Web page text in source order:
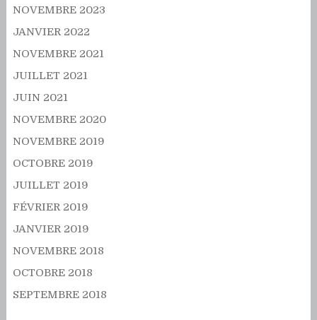
NOVEMBRE 2023
JANVIER 2022
NOVEMBRE 2021
JUILLET 2021
JUIN 2021
NOVEMBRE 2020
NOVEMBRE 2019
OCTOBRE 2019
JUILLET 2019
FÉVRIER 2019
JANVIER 2019
NOVEMBRE 2018
OCTOBRE 2018
SEPTEMBRE 2018